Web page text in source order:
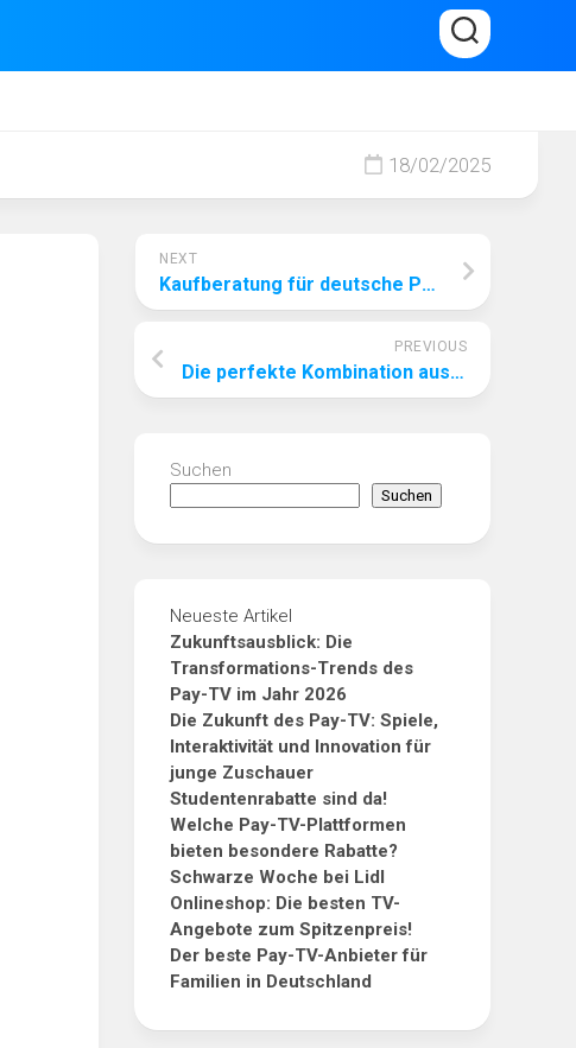
18/02/2025
NEXT
Kaufberatung für deutsche Pay-TV-Geräte: Wie man durch Lidl von unschlagbaren Rabatten profitiert
PREVIOUS
Die perfekte Kombination aus deutschem Pay-TV und den Lidl Online-Shop-Angeboten
Suchen
Suchen
Neueste Artikel
Zukunftsausblick: Die
Transformations-Trends des
Pay-TV im Jahr 2026
Die Zukunft des Pay-TV: Spiele,
Interaktivität und Innovation für
junge Zuschauer
Studentenrabatte sind da!
Welche Pay-TV-Plattformen
bieten besondere Rabatte?
Schwarze Woche bei Lidl
Onlineshop: Die besten TV-
Angebote zum Spitzenpreis!
Der beste Pay-TV-Anbieter für
Familien in Deutschland